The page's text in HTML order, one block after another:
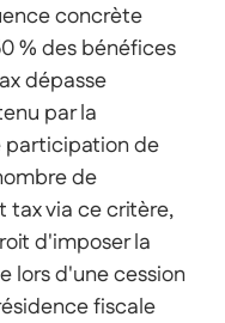
concrète
% des bénéfices
dépasse
par la
participation de
de
tax via ce critère,
d'imposer la
lors d'une cession
fiscale